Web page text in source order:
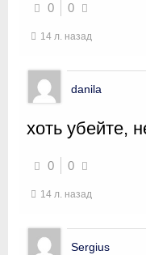
0 0
14 л. назад
danila
хоть убейте,
0 0
14 л. назад
Sergius